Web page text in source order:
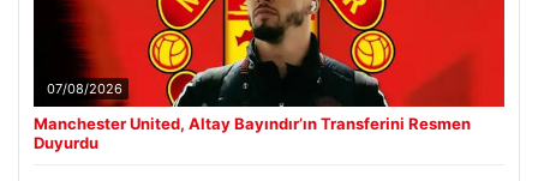
07/08/2026
Manchester United, Altay Bayındır’ın Transferini Resmen
Duyurdu